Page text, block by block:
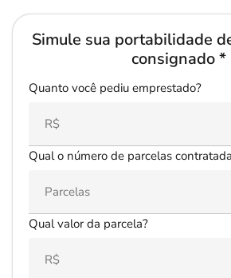
Simule sua portabilidade
consignado *
Quanto você pediu emprestado?
Qual o número de parcelas
Qual valor da parcela?